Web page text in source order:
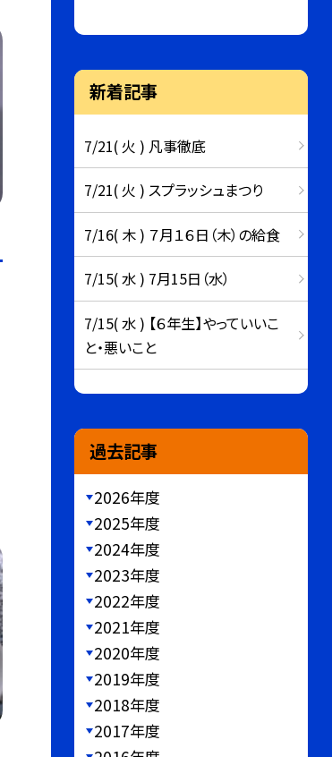
新着記事
7/21( 火 ) 凡事徹底
7/21( 火 ) スプラッシュまつり
7/16( 木 ) ７月１６日（木）の給食
7/15( 水 ) 7月15日（水）
7/15( 水 ) 【６年生】やっていいこ
と・悪いこと
過去記事
2026年度
2025年度
2024年度
2023年度
2022年度
2021年度
2020年度
2019年度
2018年度
2017年度